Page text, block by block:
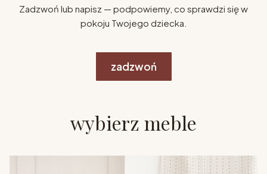
Zadzwoń lub napisz — podpowiemy, co sprawdzi się w
pokoju Twojego dziecka.
zadzwoń
wybierz meble